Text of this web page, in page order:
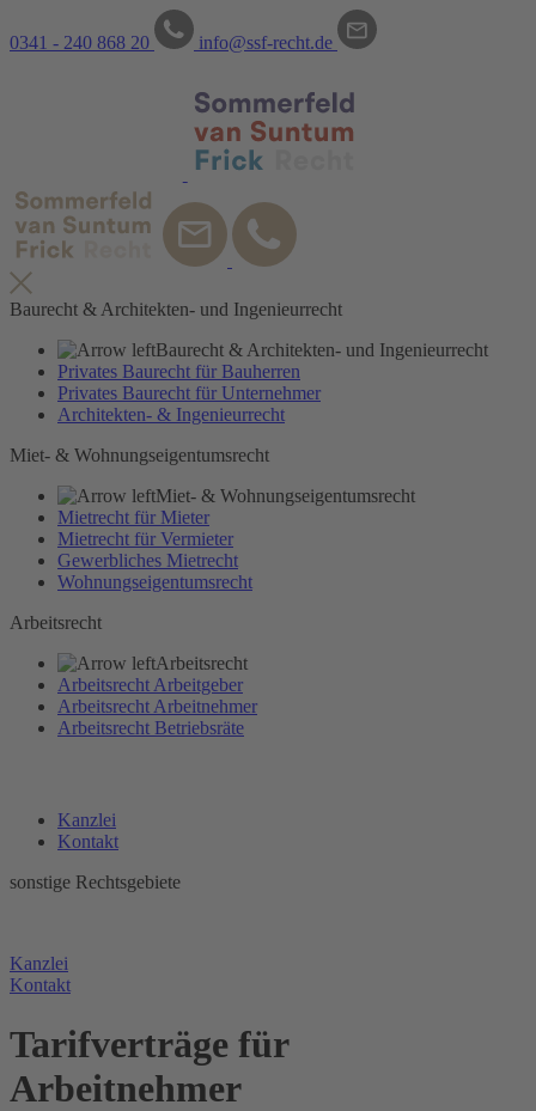
0341 - 240 868 20 info@ssf-recht.de
Baurecht & Architekten- und Ingenieurrecht
Baurecht & Architekten- und Ingenieurrecht
Privates Baurecht für Bauherren
Privates Baurecht für Unternehmer
Architekten- & Ingenieurrecht
Miet- & Wohnungseigentumsrecht
Miet- & Wohnungseigentumsrecht
Mietrecht für Mieter
Mietrecht für Vermieter
Gewerbliches Mietrecht
Wohnungseigentumsrecht
Arbeitsrecht
Arbeitsrecht
Arbeitsrecht Arbeitgeber
Arbeitsrecht Arbeitnehmer
Arbeitsrecht Betriebsräte
Kanzlei
Kontakt
sonstige Rechtsgebiete
Kanzlei
Kontakt
Tarifverträge für
Arbeitnehmer